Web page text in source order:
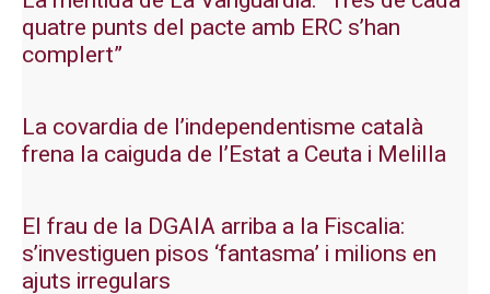
quatre punts del pacte amb ERC s’han
complert”
La covardia de l’independentisme català
frena la caiguda de l’Estat a Ceuta i Melilla
El frau de la DGAIA arriba a la Fiscalia:
s’investiguen pisos ‘fantasma’ i milions en
ajuts irregulars